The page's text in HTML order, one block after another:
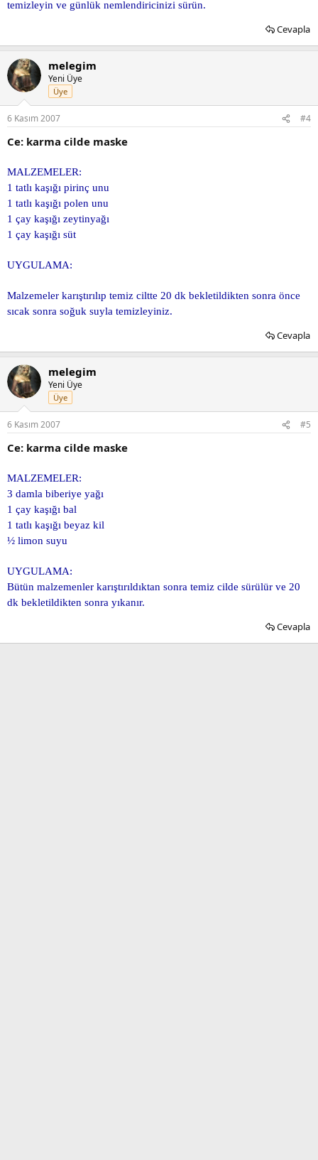
temizleyin ve günlük nemlendiricinizi sürün.
Cevapla
melegim
Yeni Üye
Üye
6 Kasım 2007 #4
Ce: karma cilde maske
MALZEMELER:
1 tatlı kaşığı pirinç unu
1 tatlı kaşığı polen unu
1 çay kaşığı zeytinyağı
1 çay kaşığı süt
UYGULAMA:
Malzemeler karıştırılıp temiz ciltte 20 dk bekletildikten sonra önce
sıcak sonra soğuk suyla temizleyiniz.
Cevapla
melegim
Yeni Üye
Üye
6 Kasım 2007 #5
Ce: karma cilde maske
MALZEMELER:
3 damla biberiye yağı
1 çay kaşığı bal
1 tatlı kaşığı beyaz kil
½ limon suyu
UYGULAMA:
Bütün malzemenler karıştırıldıktan sonra temiz cilde sürülür ve 20
dk bekletildikten sonra yıkanır.
Cevapla